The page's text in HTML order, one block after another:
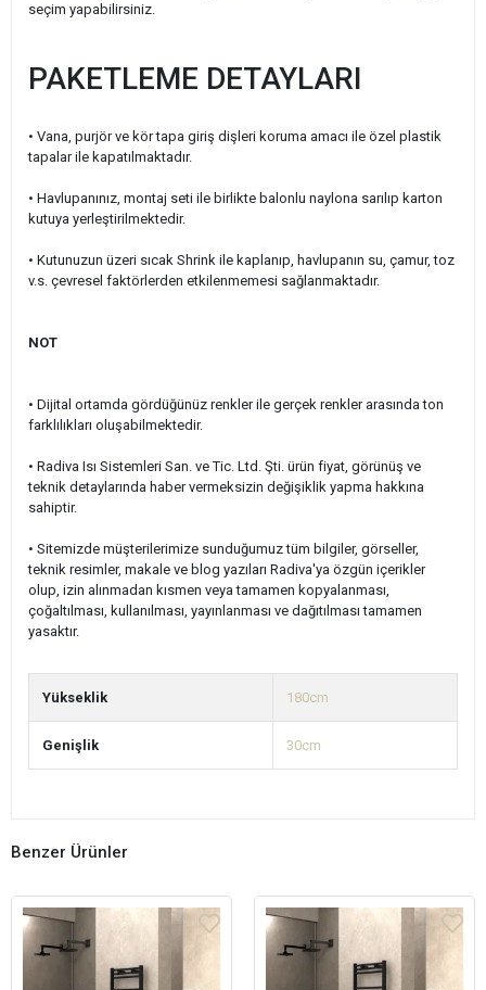
seçim yapabilirsiniz.
PAKETLEME DETAYLARI
• Vana, purjör ve kör tapa giriş dişleri koruma amacı ile özel plastik
tapalar ile kapatılmaktadır.
• Havlupanınız, montaj seti ile birlikte balonlu naylona sarılıp karton
kutuya yerleştirilmektedir.
• Kutunuzun üzeri sıcak Shrink ile kaplanıp, havlupanın su, çamur, toz
v.s. çevresel faktörlerden etkilenmemesi sağlanmaktadır.
NOT
• Dijital ortamda gördüğünüz renkler ile gerçek renkler arasında ton
farklılıkları oluşabilmektedir.
• Radiva Isı Sistemleri San. ve Tic. Ltd. Şti. ürün fiyat, görünüş ve
teknik detaylarında haber vermeksizin değişiklik yapma hakkına
sahiptir.
• Sitemizde müşterilerimize sunduğumuz tüm bilgiler, görseller,
teknik resimler, makale ve blog yazıları Radiva'ya özgün içerikler
olup, izin alınmadan kısmen veya tamamen kopyalanması,
çoğaltılması, kullanılması, yayınlanması ve dağıtılması tamamen
yasaktır.
Yükseklik 180cm
Genişlik 30cm
Benzer Ürünler